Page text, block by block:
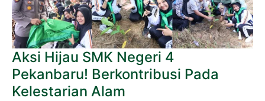
Aksi Hijau SMK Negeri 4
Pekanbaru! Berkontribusi Pada
Kelestarian Alam